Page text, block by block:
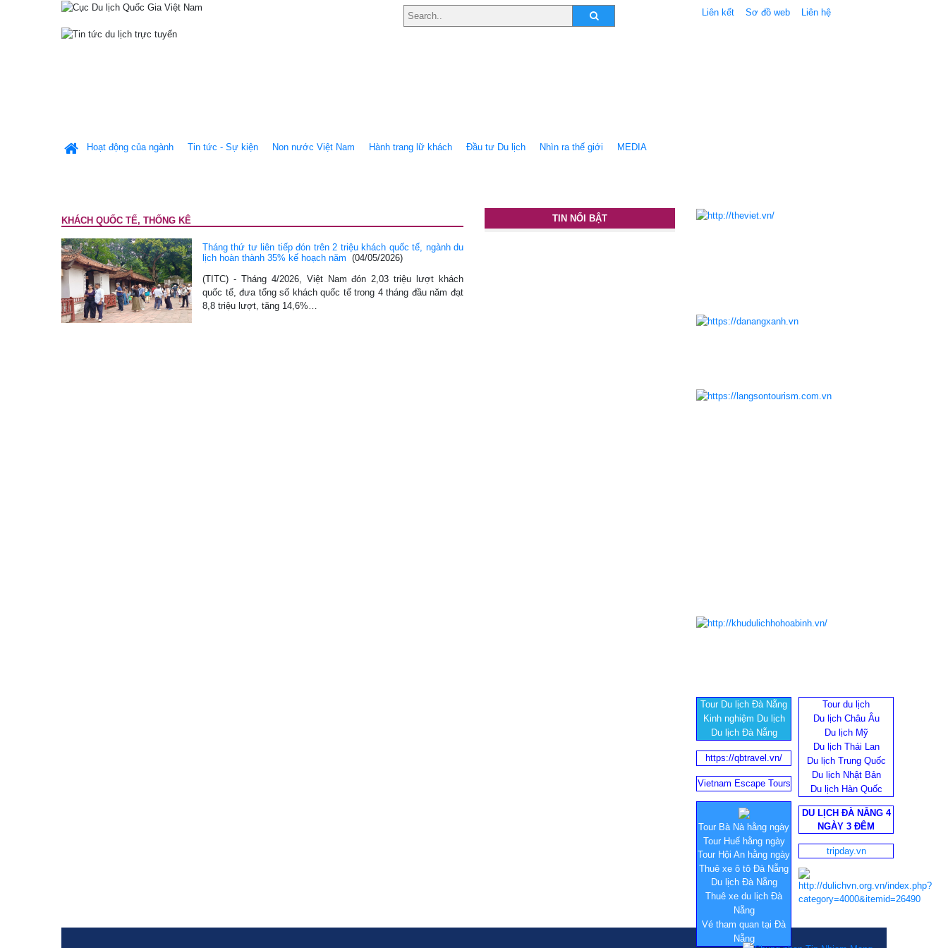
Liên kết Sơ đồ web Liên hệ
Hoạt động của ngành Tin tức - Sự kiện Non nước Việt Nam Hành trang lữ khách Ðầu tư Du lịch Nhìn ra thế giới MEDIA
KHÁCH QUỐC TẾ, THỐNG KÊ
Tháng thứ tư liên tiếp đón trên 2 triệu khách quốc tế, ngành du
lịch hoàn thành 35% kế hoạch năm (04/05/2026)
(TITC) - Tháng 4/2026, Việt Nam đón 2,03 triệu lượt khách
quốc tế, đưa tổng số khách quốc tế trong 4 tháng đầu năm đạt
8,8 triệu lượt, tăng 14,6%…
TIN NỔI BẬT
Tour Du lịch Đà Nẵng
Kinh nghiệm Du lịch
Du lịch Đà Nẵng
Tour du lịch
Du lịch Châu Âu
Du lịch Mỹ
Du lịch Thái Lan
Du lịch Trung Quốc
Du lịch Nhật Bản
Du lịch Hàn Quốc
https://qbtravel.vn/
Vietnam Escape Tours
Tour Bà Nà hằng ngày
Tour Huế hằng ngày
Tour Hội An hằng ngày
Thuê xe ô tô Đà Nẵng
Du lịch Đà Nẵng
Thuê xe du lịch Đà
Nẵng
Vé tham quan tại Đà
Nẵng
DU LỊCH ĐÀ NẴNG 4
NGÀY 3 ĐÊM
tripday.vn